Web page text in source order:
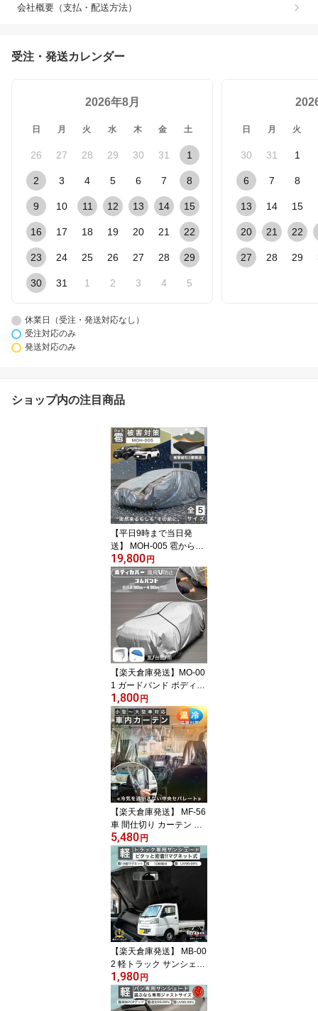
会社概要（支払・配送方法）
受注・発送カレンダー
2026年8月
日 月 火 水 木 金 土
26 27 28 29 30 31 1
2 3 4 5 6 7 8
9 10 11 12 13 14 15
16 17 18 19 20 21 22
23 24 25 26 27 28 29
30 31 1 2 3 4 5
日 月 火
30 31 1
6 7 8
13 14 15
20 21 22
27 28 29
休業日（受注・発送対応なし）
受注対応のみ
発送対応のみ
ショップ内の注目商品
【平日9時まで当日発
送】 MOH-005 雹から守
る カバー 雹害 ボディカ
バー 雹よけ 車 カバー 雹
害防止 ボディカバー 雹
カバー 雹 車カバー 雹 ひ
ょう対策 ボディーカバー
カー用品 フルカバー 車
雹対策カバー フロントガ
ラス 保護 車体保護 異常
気象 防止 アルファード
SUV
19,800円
【楽天倉庫発送】MO-00
1 ガードバンド ボディー
カバー 強風 ベルト ゴム
紐 盗難防止 あおり 車カ
バー 防風ロープ 防風ベ
ルト ゴムベルト ゴムバ
ンド 車 カバー 防風対策
絞り紐 バックル 黄砂対
策
1,800円
【楽天倉庫発送】 MF-56
車 間仕切り カーテン 猛
暑 酷暑 熱中症対策 透明
車内 間仕切り 車用 ビニ
ールカーテン クリアカー
テン 仕切り シート 車内
エアコン効率 車カーテン
飛沫 飛散 防止 透明 対策
暖房 効率 熱中症 エアコ
ン 分煙 開閉 配送業 宅配
5,480円
【楽天倉庫発送】 MB-00
2 軽トラック サンシェー
ド マグネット式 フロン
ト 遮光 ダイハツ ハイゼ
ット トラック スズキ キ
1,980円